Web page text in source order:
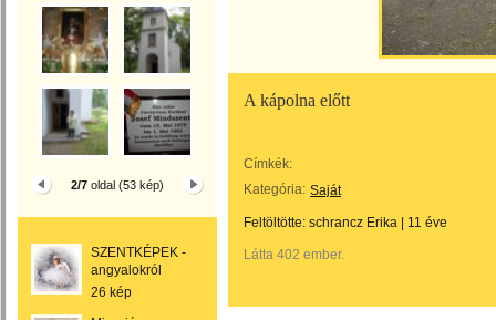
2/7 oldal (53 kép)
SZENTKÉPEK -
angyalokról
26 kép
A kápolna előtt
Címkék:
Kategória: Saját
Feltöltötte: schrancz Erika 11 éve
Látta 402 ember.